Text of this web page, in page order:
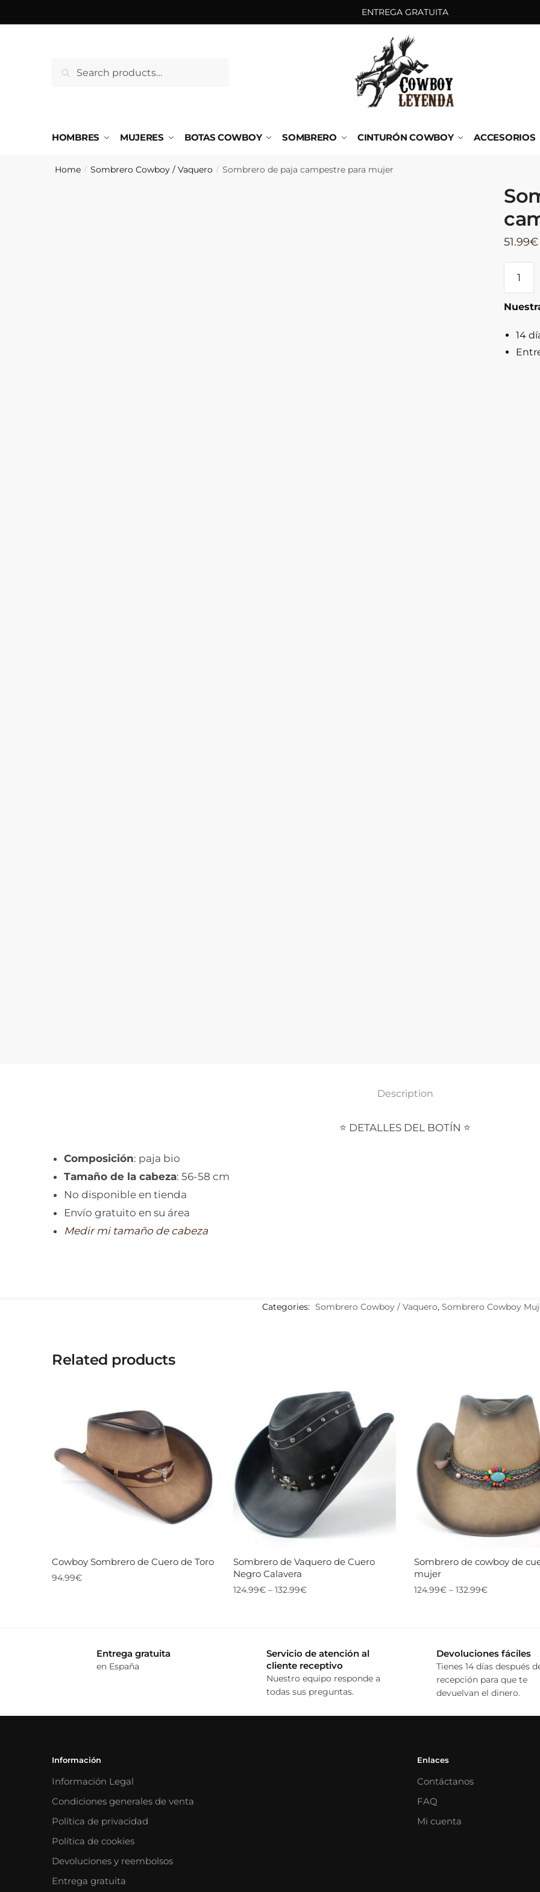
a
al
ENTREGA GRATUITA
Search
HOMBRES MUJERES BOTAS COWBOY SOMBRERO CINTURÓN COWBOY ACCESORIOS
Home / Sombrero Cowboy / Vaquero / Sombrero de paja campestre para mujer
51.99€
para
14
Description
⭐ DETALLES DEL BOTÍN ⭐
Composición: paja bio
Tamaño de la cabeza: 56-58 cm
No disponible en tienda
Envío gratuito en su área
Medir mi tamaño de cabeza
Categories: Sombrero Cowboy / Vaquero, Sombrero Cowboy
Related products
Cowboy Sombrero de Cuero de Toro
94.99€
Sombrero de Vaquero de Cuero
Negro Calavera
124.99€– 132.99€
Sombrero de cowboy de
mujer
124.99€– 132.99€
Entrega gratuita
en España
Servicio de atención al
cliente receptivo
Nuestro equipo responde a
todas sus preguntas.
Devoluciones fáciles
Tienes 14 días después
recepción para que te
devuelvan el dinero.
Información
Información Legal
Condiciones generales de venta
Política de privacidad
Política de cookies
Devoluciones y reembolsos
Entrega gratuita
Enlaces
Contáctanos
FAQ
Mi cuenta